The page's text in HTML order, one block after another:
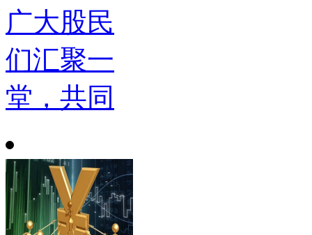
广大股民
们汇聚一
堂，共同